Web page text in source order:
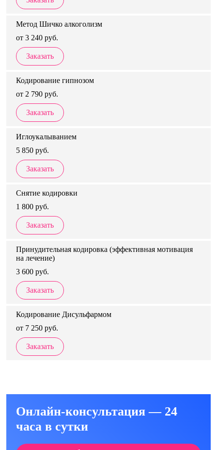
Метод Шичко алкоголизм
от 3 240 руб.
Заказать
Кодирование гипнозом
от 2 790 руб.
Заказать
Иглоукалыванием
5 850 руб.
Заказать
Снятие кодировки
1 800 руб.
Заказать
Принудительная кодировка (эффективная мотивация
на лечение)
3 600 руб.
Заказать
Кодирование Дисульфармом
от 7 250 руб.
Заказать
Онлайн-консультация — 24
часа в сутки